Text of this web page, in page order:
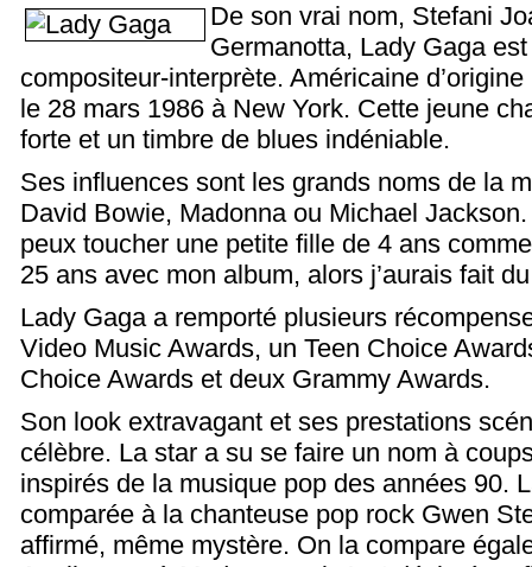
De son vrai nom, Stefani
Germanotta, Lady Gaga
compositeur-interprète. Américaine
le 28 mars 1986 à New York. Cette jeune
forte et un timbre de blues indéniable.
Ses influences sont les grands noms de la
David Bowie, Madonna ou Michael
peux toucher une petite fille de 4 ans
25 ans avec mon album, alors j’aurais fait
Lady Gaga a remporté plusieurs
Video Music Awards, un Teen Choice
Choice Awards et deux Grammy Awards.
Son look extravagant et ses prestations
célèbre. La star a su se faire un nom à
inspirés de la musique pop des années 90.
comparée à la chanteuse pop rock Gwen
affirmé, même mystère. On la compare